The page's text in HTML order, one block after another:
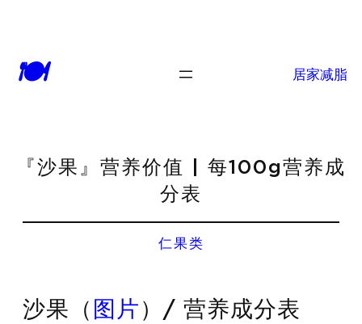
🍽 居家减脂
『沙果』营养价值 | 每100g营养成
分表
仁果类
沙果（ 图片 ）/ 营养成分表